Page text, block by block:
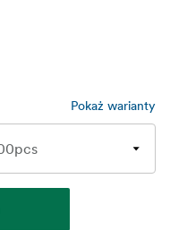
Pokaż warianty